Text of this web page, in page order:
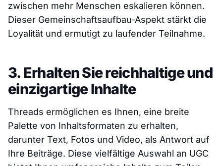
zwischen mehr Menschen eskalieren können.
Dieser Gemeinschaftsaufbau-Aspekt stärkt die
Loyalität und ermutigt zu laufender Teilnahme.
3. Erhalten Sie reichhaltige und
einzigartige Inhalte
Threads ermöglichen es Ihnen, eine breite
Palette von Inhaltsformaten zu erhalten,
darunter Text, Fotos und Video, als Antwort auf
Ihre Beiträge. Diese vielfältige Auswahl an UGC